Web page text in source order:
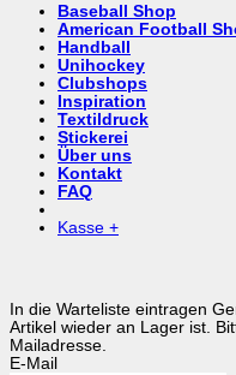
Baseball Shop
American Football
Handball
Unihockey
Clubshops
Inspiration
Textildruck
Stickerei
Über uns
Kontakt
FAQ
Kasse +
In die Warteliste eintragen
Artikel wieder an Lager ist.
Mailadresse.
E-Mail